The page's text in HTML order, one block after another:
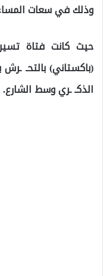
وذلك في سعات
حيث كانت فتاة
(باكستاني) بالتحـ
الذكـ ـري وسط الشارع.